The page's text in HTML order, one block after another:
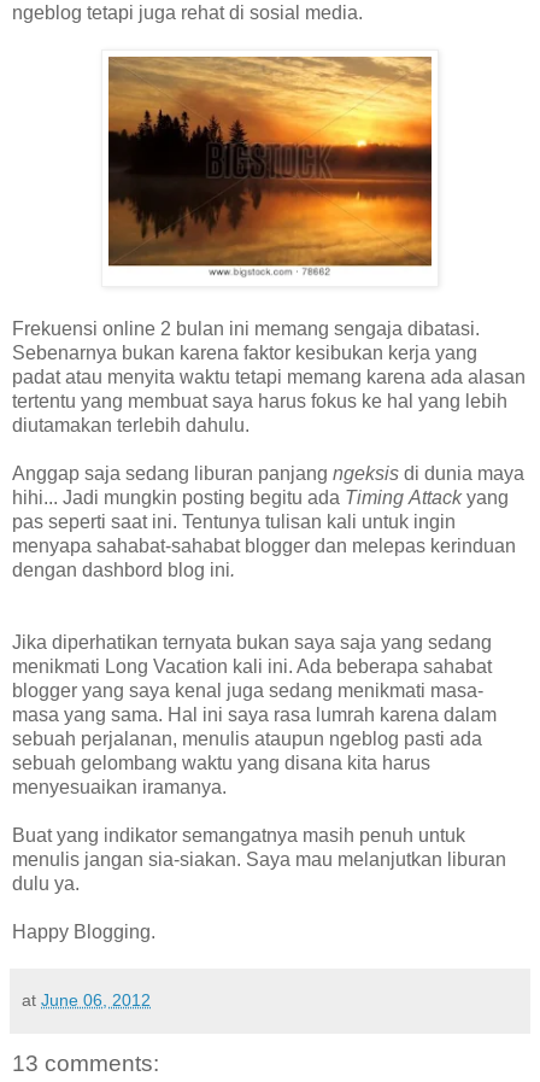
ngeblog tetapi juga rehat di sosial media.
Frekuensi online 2 bulan ini memang sengaja dibatasi.
Sebenarnya bukan karena faktor kesibukan kerja yang
padat atau menyita waktu tetapi memang karena ada alasan
tertentu yang membuat saya harus fokus ke hal yang lebih
diutamakan terlebih dahulu.
Anggap saja sedang liburan panjang ngeksis di dunia maya
hihi... Jadi mungkin posting begitu ada Timing Attackyang
pas seperti saat ini. Tentunya tulisan kali untuk ingin
menyapa sahabat-sahabat blogger dan melepas kerinduan
dengan dashbord blog ini.
Jika diperhatikan ternyata bukan saya saja yang sedang
menikmati Long Vacation kali ini. Ada beberapa sahabat
blogger yang saya kenal juga sedang menikmati masa-
masa yang sama. Hal ini saya rasa lumrah karena dalam
sebuah perjalanan, menulis ataupun ngeblog pasti ada
sebuah gelombang waktu yang disana kita harus
menyesuaikan iramanya.
Buat yang indikator semangatnya masih penuh untuk
menulis jangan sia-siakan. Saya mau melanjutkan liburan
dulu ya.
Happy Blogging.
at June 06, 2012
13 comments: